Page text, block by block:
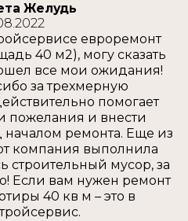
Желудь
евроремонт
40 м2), могу сказать
все мои ожидания!
за трехмерную
помогает
пожелания и внести
ремонта. Еще из
компания выполнила
строительный мусор, за
Если вам нужен ремонт
40 кв м – это в